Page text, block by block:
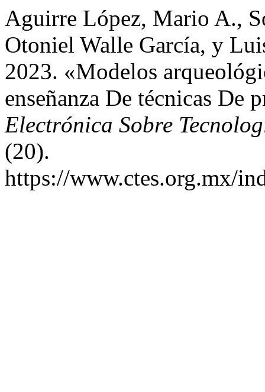
Aguirre López, Mario A.,
Otoniel Walle García, y
2023. «Modelos
enseñanza De técnicas De
Electrónica Sobre
(20).
https://www.ctes.org.mx/